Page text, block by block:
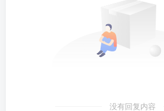
没有回复内容